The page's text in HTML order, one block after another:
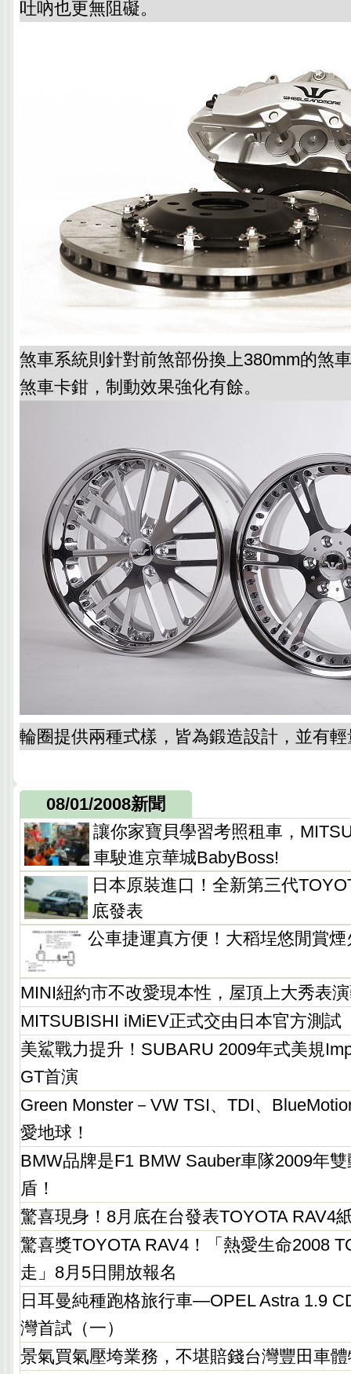
吐吶也更無阻礙。
煞車系統則針對前煞部份換上380mm的煞
煞車卡鉗，制動效果強化有餘。
輪圈提供兩種式樣，皆為鍛造設計，並有
08/01/2008新聞
讓你家寶貝學習考照租車，
車駛進京華城BabyBoss!
日本原裝進口！全新第三代
底發表
公車捷運真方便！大稻埕悠閒賞煙
MINI紐約市不改愛現本性，屋頂上大秀表
MITSUBISHI iMiEV正式交由日本官方測試
美鯊戰力提升！SUBARU 2009年式美規
GT首演
Green Monster－VW TSI、TDI、
愛地球！
BMW品牌是F1 BMW Sauber車隊2009年
盾！
驚喜現身！8月底在台發表TOYOTA RAV4
驚喜獎TOYOTA RAV4！「熱愛生命2008
走」8月5日開放報名
日耳曼純種跑格旅行車—OPEL Astra 1.9
灣首試（一）
景氣買氣壓垮業務，不堪賠錢台灣豐田車